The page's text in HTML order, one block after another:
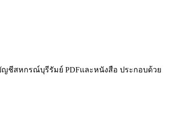
ชีสหกรณ์บุรีรัมย์ PDFและหนังสือ ประกอบด้วย